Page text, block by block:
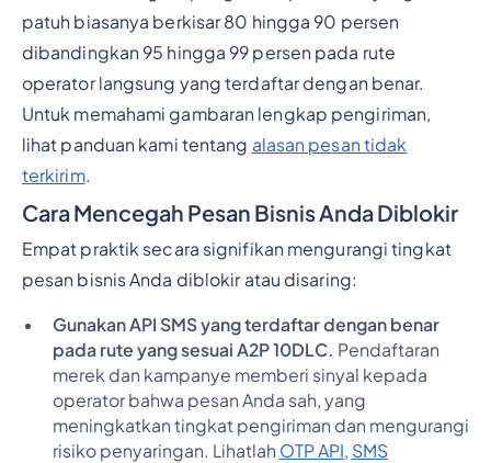
patuh biasanya berkisar 80 hingga 90 persen
dibandingkan 95 hingga 99 persen pada rute
operator langsung yang terdaftar dengan benar.
Untuk memahami gambaran lengkap pengiriman,
lihat panduan kami tentang alasan pesan tidak
terkirim.
Cara Mencegah Pesan Bisnis Anda Diblokir
Empat praktik secara signifikan mengurangi tingkat
pesan bisnis Anda diblokir atau disaring:
Gunakan API SMS yang terdaftar dengan benar
pada rute yang sesuai A2P 10DLC. Pendaftaran
merek dan kampanye memberi sinyal kepada
operator bahwa pesan Anda sah, yang
meningkatkan tingkat pengiriman dan mengurangi
risiko penyaringan. Lihatlah OTP API, SMS